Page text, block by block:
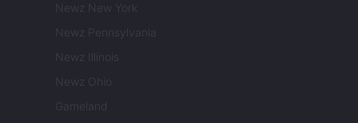
Newz New York
Newz Pennsylvania
Newz Illinois
Newz Ohio
Gameland